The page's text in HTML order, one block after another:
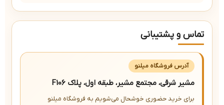
تماس و پشتیبانی
آدرس فروشگاه میلنو
مشیر شرقی، مجتمع مشیر، طبقه اول، پلاک F106
برای خرید حضوری خوشحال می‌شویم به فروشگاه میلنو